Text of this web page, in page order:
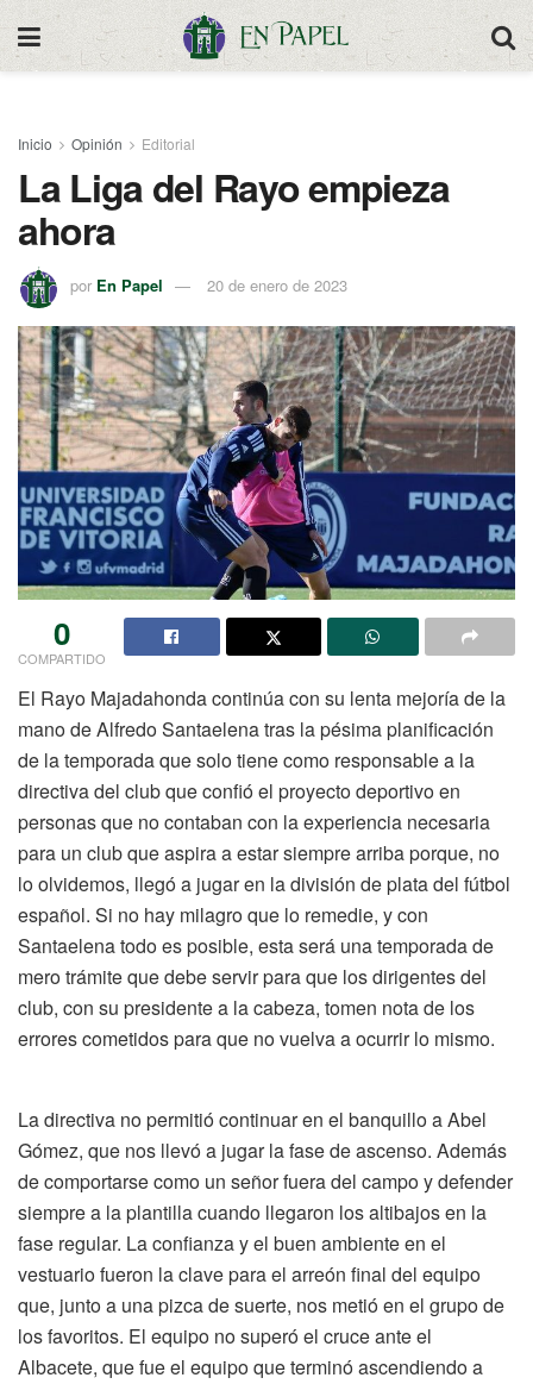
Inicio Opinión Editorial
La Liga del Rayo empieza
ahora
por En Papel 20 de enero de 2023
0
COMPARTIDO
El Rayo Majadahonda continúa con su lenta mejoría de la
mano de Alfredo Santaelena tras la pésima planificación
de la temporada que solo tiene como responsable a la
directiva del club que confió el proyecto deportivo en
personas que no contaban con la experiencia necesaria
para un club que aspira a estar siempre arriba porque, no
lo olvidemos, llegó a jugar en la división de plata del fútbol
español. Si no hay milagro que lo remedie, y con
Santaelena todo es posible, esta será una temporada de
mero trámite que debe servir para que los dirigentes del
club, con su presidente a la cabeza, tomen nota de los
errores cometidos para que no vuelva a ocurrir lo mismo.
La directiva no permitió continuar en el banquillo a Abel
Gómez, que nos llevó a jugar la fase de ascenso. Además
de comportarse como un señor fuera del campo y defender
siempre a la plantilla cuando llegaron los altibajos en la
fase regular. La confianza y el buen ambiente en el
vestuario fueron la clave para el arreón final del equipo
que, junto a una pizca de suerte, nos metió en el grupo de
los favoritos. El equipo no superó el cruce ante el
Albacete, que fue el equipo que terminó ascendiendo a